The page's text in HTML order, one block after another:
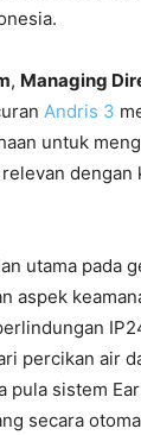
, Managing
Andris 3
untuk
dengan
utama pada
aspek
percikan air
pula sistem
secara